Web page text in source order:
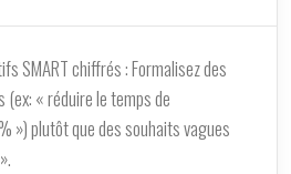
SMART chiffrés : Formalisez des
(ex: « réduire le temps de
») plutôt que des souhaits vagues